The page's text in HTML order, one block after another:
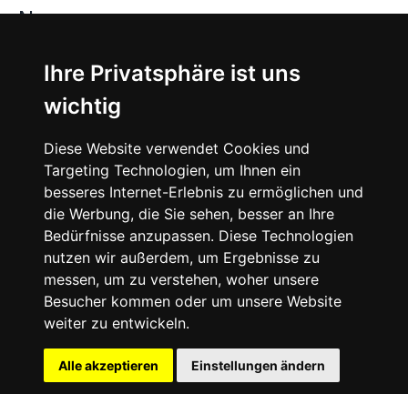
Ihre Privatsphäre ist uns
wichtig
Diese Website verwendet Cookies und
Targeting Technologien, um Ihnen ein
besseres Internet-Erlebnis zu ermöglichen und
die Werbung, die Sie sehen, besser an Ihre
Bedürfnisse anzupassen. Diese Technologien
nutzen wir außerdem, um Ergebnisse zu
messen, um zu verstehen, woher unsere
Besucher kommen oder um unsere Website
weiter zu entwickeln.
Alle akzeptieren Einstellungen ändern
News
About
Instagram
Facebook
© 2024 SNEAKERᴰᴱ, All rights reserved.
Impressum Datenschutz
Cookie-Einstellungen